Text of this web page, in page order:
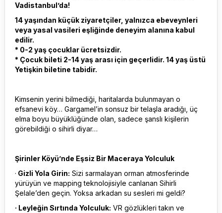
Vadistanbul’da!
14 yaşından küçük ziyaretçiler, yalnızca ebeveynleri
veya yasal vasileri eşliğinde deneyim alanına kabul
edilir.
* 0-2 yaş çocuklar ücretsizdir.
* Çocuk bileti 2-14 yaş arası için geçerlidir. 14 yaş üstü
Yetişkin biletine tabidir.
Kimsenin yerini bilmediği, haritalarda bulunmayan o
efsanevi köy… Gargamel’in sonsuz bir telaşla aradığı, üç
elma boyu büyüklüğünde olan, sadece şanslı kişilerin
görebildiği o sihirli diyar…
Şirinler Köyü’nde Eşsiz Bir Maceraya Yolculuk
· Gizli Yola Girin: Sizi sarmalayan orman atmosferinde
yürüyün ve mapping teknolojisiyle canlanan Sihirli
Şelale’den geçin. Yoksa arkadan su sesleri mi geldi?
· Leyleğin Sırtında Yolculuk: VR gözlükleri takın ve